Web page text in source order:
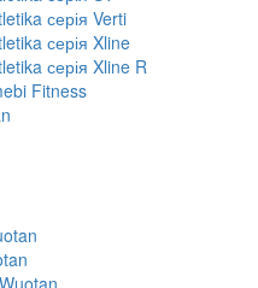
серія Verti
серія Xline
серія Xline R
Fitness